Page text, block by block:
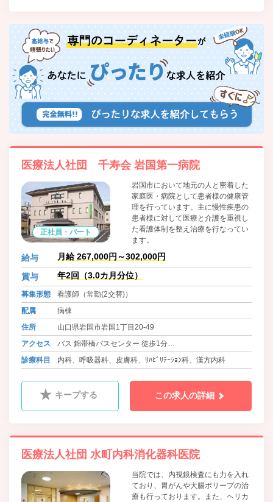
医療法人社団 千寿会 岩国第一病院
正社員・パート
岩国市において地元の人と密着した
家庭医・病院として患者様の健康管
理を行っています。主に慢性疾患の
患者様に対して医療と介護を重視し
た看護体制を整え治療を行なってい
ます。
給与 月給 267,000円～302,000円
賞与 年2回（3.0カ月分位）
募集形態
看護師（常勤(2交替)）
配属
病棟
住所
山口県岩国市岩国1丁目20-49
アクセス
バス 錦帯橋バスセンター 徒歩1分
岩徳線 西岩国駅
診療科目 内科、呼吸器科、皮膚科、ﾘﾊﾋﾞﾘﾃｰｼｮﾝ科、漢方内科
キープする この求人の詳細
医療法人社団 水町内科消化器科医院
当院では、内視鏡検査にも力を入れ
ており、胃がんや大腸ポリープの治
療も行っております。また、ヘリカ